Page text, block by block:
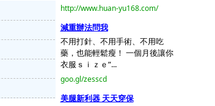
http://www.huan-yu168.com/
減重辦法問我
不用打針、不用手術、不用吃
藥，也能輕鬆瘦！ 一個月後讓你
衣服ｓｉｚｅ”...
goo.gl/zesscd
美腿新利器 天天穿保